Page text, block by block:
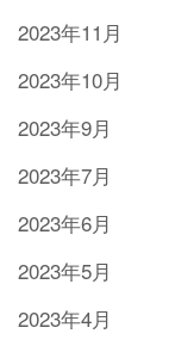
2023年11月
2023年10月
2023年9月
2023年7月
2023年6月
2023年5月
2023年4月